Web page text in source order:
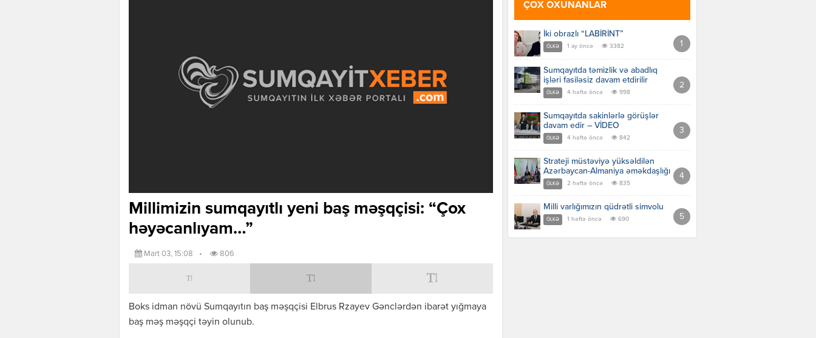
Millimizin sumqayıtlı yeni baş məşqçisi: “Çox
həyəcanlıyam…”
Mart 03, 15:08 • 806
Boks idman növü Sumqayıtın baş məşqçisi Elbrus Rzayev Gənclərdən ibarət yığmaya
baş məş məşqçi təyin olunub.
ÇOX OXUNANLAR
İki obrazlı “LABİRİNT”
ÖLKƏ 1 ay öncə 3382
Sumqayıtda təmizlik və abadlıq
işləri fasiləsiz davam etdirilir
ÖLKƏ 4 həftə öncə 998
Sumqayıtda sakinlərlə görüşlər
davam edir – VİDEO
ÖLKƏ 4 həftə öncə 842
Strateji müstəviyə yüksəldilən
Azərbaycan-Almaniya əməkdaşlığı
ÖLKƏ 2 həftə öncə 835
Milli varlığımızın qüdrətli simvolu
ÖLKƏ 1 həftə öncə 690